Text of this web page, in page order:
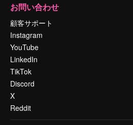
お問い合わせ
顧客サポート
Instagram
YouTube
LinkedIn
TikTok
Discord
X
Reddit